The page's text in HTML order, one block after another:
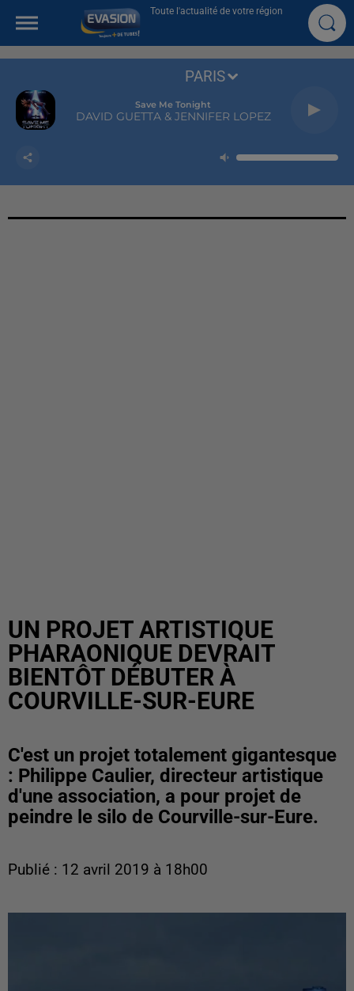
Toute l'actualité de votre région
Save Me Tonight
DAVID GUETTA & JENNIFER LOPEZ
PARIS
UN PROJET ARTISTIQUE
PHARAONIQUE DEVRAIT
BIENTÔT DÉBUTER À
COURVILLE-SUR-EURE
C'est un projet totalement gigantesque
: Philippe Caulier, directeur artistique
d'une association, a pour projet de
peindre le silo de Courville-sur-Eure.
Publié : 12 avril 2019 à 18h00